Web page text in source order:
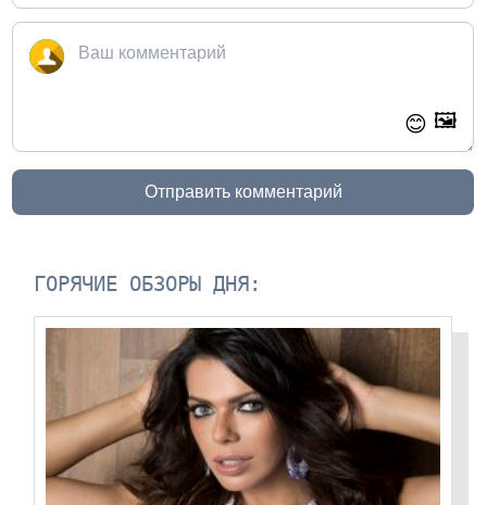
😊 🖼️
Отправить комментарий
ГОРЯЧИЕ ОБЗОРЫ ДНЯ: